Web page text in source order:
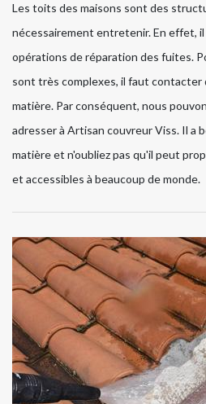
Les toits des maisons sont des
nécessairement entretenir. En effet,
opérations de réparation des fuites.
sont très complexes, il faut contacter
matière. Par conséquent, nous
adresser à Artisan couvreur Viss. Il a
matière et n'oubliez pas qu'il peut
et accessibles à beaucoup de monde.